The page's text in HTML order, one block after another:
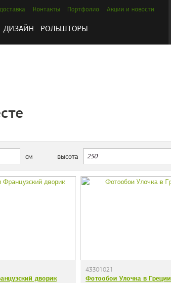
Контакты Портфолио Акции и новости
ДИЗАЙН РОЛЬШТОРЫ
см высота
дворик
43301021
Фотообои Улочка в Греции